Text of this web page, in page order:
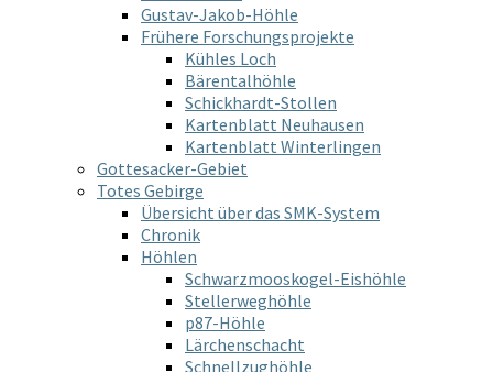
Gustav-Jakob-Höhle
Frühere Forschungsprojekte
Kühles Loch
Bärentalhöhle
Schickhardt-Stollen
Kartenblatt Neuhausen
Kartenblatt Winterlingen
Gottesacker-Gebiet
Totes Gebirge
Übersicht über das SMK-System
Chronik
Höhlen
Schwarzmooskogel-Eishöhle
Stellerweghöhle
p87-Höhle
Lärchenschacht
Schnellzughöhle